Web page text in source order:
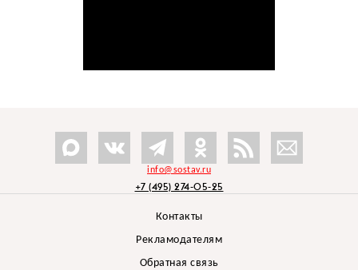
info@sostav.ru
+7 (495) 274-05-25
Контакты
Рекламодателям
Обратная связь